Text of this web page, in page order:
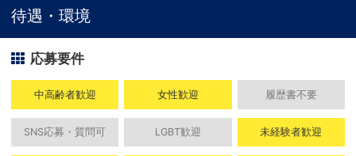
待遇・環境
応募要件
中高齢者歓迎 女性歓迎 履歴書不要
SNS応募・質問可 LGBT歓迎 未経験者歓迎